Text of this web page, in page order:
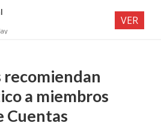
recomiendan
a miembros
Cuentas
VER